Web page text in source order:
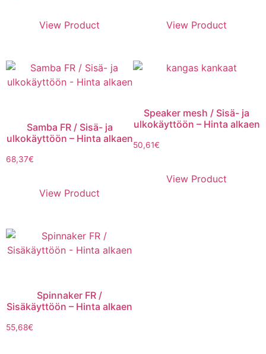
View Product View Product
Samba FR / Sisä- ja
ulkokäyttöön – Hinta alkaen
68,37€
View Product
Speaker mesh / Sisä- ja
ulkokäyttöön – Hinta alkaen
50,61€
View Product
Spinnaker FR /
Sisäkäyttöön – Hinta alkaen
55,68€